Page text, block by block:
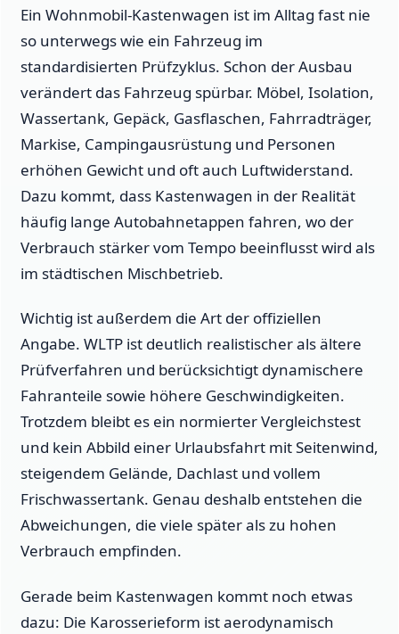
Ein Wohnmobil-Kastenwagen ist im Alltag fast nie
so unterwegs wie ein Fahrzeug im
standardisierten Prüfzyklus. Schon der Ausbau
verändert das Fahrzeug spürbar. Möbel, Isolation,
Wassertank, Gepäck, Gasflaschen, Fahrradträger,
Markise, Campingausrüstung und Personen
erhöhen Gewicht und oft auch Luftwiderstand.
Dazu kommt, dass Kastenwagen in der Realität
häufig lange Autobahnetappen fahren, wo der
Verbrauch stärker vom Tempo beeinflusst wird als
im städtischen Mischbetrieb.
Wichtig ist außerdem die Art der offiziellen
Angabe. WLTP ist deutlich realistischer als ältere
Prüfverfahren und berücksichtigt dynamischere
Fahranteile sowie höhere Geschwindigkeiten.
Trotzdem bleibt es ein normierter Vergleichstest
und kein Abbild einer Urlaubsfahrt mit Seitenwind,
steigendem Gelände, Dachlast und vollem
Frischwassertank. Genau deshalb entstehen die
Abweichungen, die viele später als zu hohen
Verbrauch empfinden.
Gerade beim Kastenwagen kommt noch etwas
dazu: Die Karosserieform ist aerodynamisch